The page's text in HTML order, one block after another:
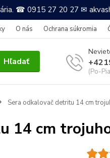
☎ 0915 27 20 27 ✉
O nás Ochrana súkromia
Hľadať
(Po-
Sera odkalovač detritu 14 cm
14 cm